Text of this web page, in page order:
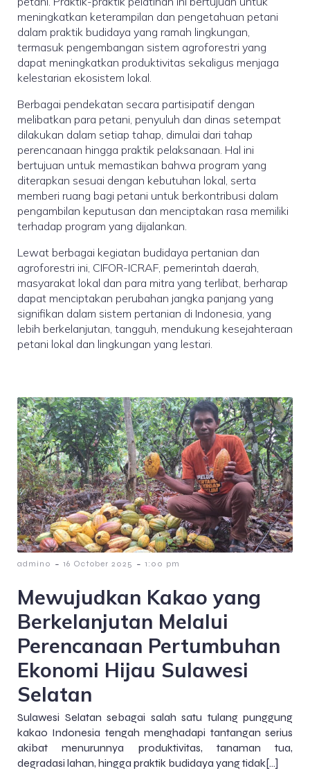
meningkatkan keterampilan dan pengetahuan petani
dalam praktik budidaya yang ramah lingkungan,
termasuk pengembangan sistem agroforestri yang
dapat meningkatkan produktivitas sekaligus menjaga
kelestarian ekosistem lokal.
Berbagai pendekatan secara partisipatif dengan
melibatkan para petani, penyuluh dan dinas setempat
dilakukan dalam setiap tahap, dimulai dari tahap
perencanaan hingga praktik pelaksanaan. Hal ini
bertujuan untuk memastikan bahwa program yang
diterapkan sesuai dengan kebutuhan lokal, serta
memberi ruang bagi petani untuk berkontribusi dalam
pengambilan keputusan dan menciptakan rasa memiliki
terhadap program yang dijalankan.
Lewat berbagai kegiatan budidaya pertanian dan
agroforestri ini, CIFOR-ICRAF, pemerintah daerah,
masyarakat lokal dan para mitra yang terlibat, berharap
dapat menciptakan perubahan jangka panjang yang
signifikan dalam sistem pertanian di Indonesia, yang
lebih berkelanjutan, tangguh, mendukung kesejahteraan
petani lokal dan lingkungan yang lestari.
admin0 - 16 October 2025 - 1:00 pm
Mewujudkan Kakao yang
Berkelanjutan Melalui
Perencanaan Pertumbuhan
Ekonomi Hijau Sulawesi
Selatan
Sulawesi Selatan sebagai salah satu tulang punggung
kakao Indonesia tengah menghadapi tantangan serius
akibat menurunnya produktivitas, tanaman tua,
degradasi lahan, hingga praktik budidaya yang tidak[…]